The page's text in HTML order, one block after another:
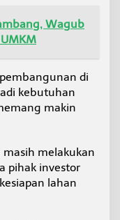
Wagub
di
kebutuhan
makin
melakukan
pihak investor
lahan